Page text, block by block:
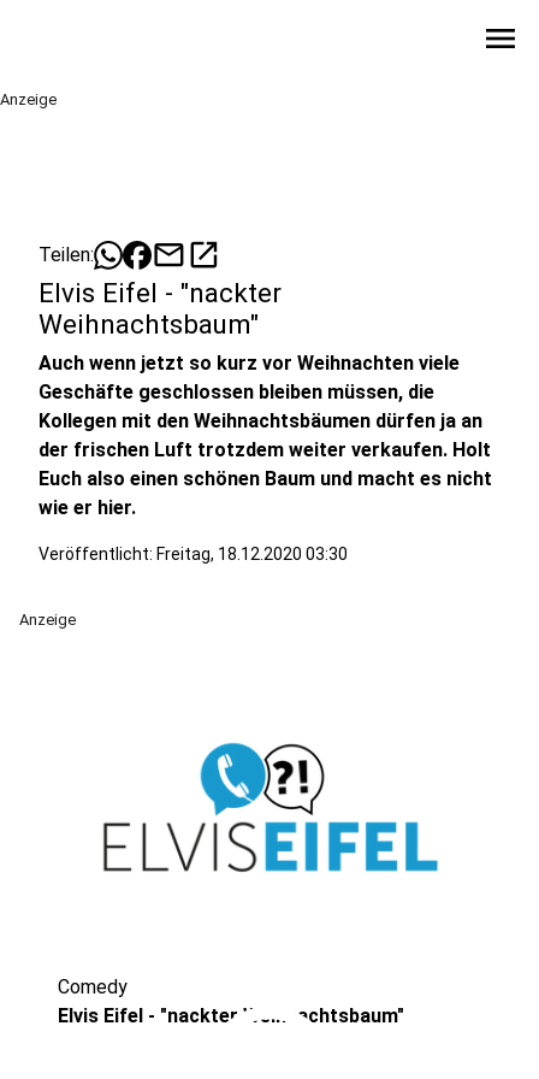
menu
Anzeige
Teilen: mailopen_in_new
Elvis Eifel - "nackter
Weihnachtsbaum"
Auch wenn jetzt so kurz vor Weihnachten viele
Geschäfte geschlossen bleiben müssen, die
Kollegen mit den Weihnachtsbäumen dürfen ja an
der frischen Luft trotzdem weiter verkaufen. Holt
Euch also einen schönen Baum und macht es nicht
wie er hier.
Veröffentlicht: Freitag, 18.12.2020 03:30
Anzeige
Comedy
Elvis Eifel - "nackter Weihnachtsbaum"